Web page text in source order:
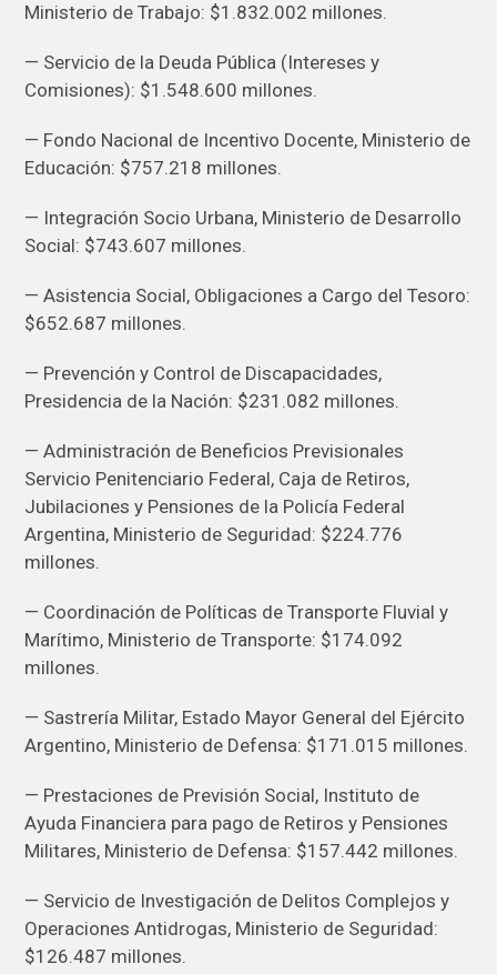
Ministerio de Trabajo: $1.832.002 millones.
— Servicio de la Deuda Pública (Intereses y
Comisiones): $1.548.600 millones.
— Fondo Nacional de Incentivo Docente, Ministerio de
Educación: $757.218 millones.
— Integración Socio Urbana, Ministerio de Desarrollo
Social: $743.607 millones.
— Asistencia Social, Obligaciones a Cargo del Tesoro:
$652.687 millones.
— Prevención y Control de Discapacidades,
Presidencia de la Nación: $231.082 millones.
— Administración de Beneficios Previsionales
Servicio Penitenciario Federal, Caja de Retiros,
Jubilaciones y Pensiones de la Policía Federal
Argentina, Ministerio de Seguridad: $224.776
millones.
— Coordinación de Políticas de Transporte Fluvial y
Marítimo, Ministerio de Transporte: $174.092
millones.
— Sastrería Militar, Estado Mayor General del Ejército
Argentino, Ministerio de Defensa: $171.015 millones.
— Prestaciones de Previsión Social, Instituto de
Ayuda Financiera para pago de Retiros y Pensiones
Militares, Ministerio de Defensa: $157.442 millones.
— Servicio de Investigación de Delitos Complejos y
Operaciones Antidrogas, Ministerio de Seguridad:
$126.487 millones.